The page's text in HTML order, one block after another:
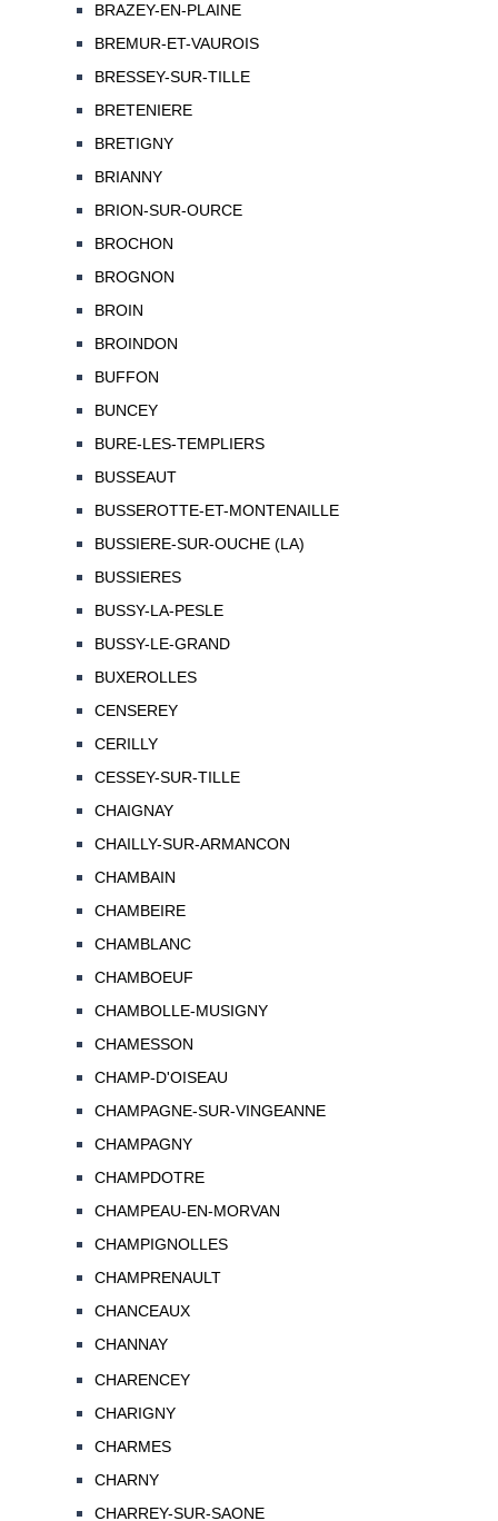
BRAZEY-EN-PLAINE
BREMUR-ET-VAUROIS
BRESSEY-SUR-TILLE
BRETENIERE
BRETIGNY
BRIANNY
BRION-SUR-OURCE
BROCHON
BROGNON
BROIN
BROINDON
BUFFON
BUNCEY
BURE-LES-TEMPLIERS
BUSSEAUT
BUSSEROTTE-ET-MONTENAILLE
BUSSIERE-SUR-OUCHE (LA)
BUSSIERES
BUSSY-LA-PESLE
BUSSY-LE-GRAND
BUXEROLLES
CENSEREY
CERILLY
CESSEY-SUR-TILLE
CHAIGNAY
CHAILLY-SUR-ARMANCON
CHAMBAIN
CHAMBEIRE
CHAMBLANC
CHAMBOEUF
CHAMBOLLE-MUSIGNY
CHAMESSON
CHAMP-D'OISEAU
CHAMPAGNE-SUR-VINGEANNE
CHAMPAGNY
CHAMPDOTRE
CHAMPEAU-EN-MORVAN
CHAMPIGNOLLES
CHAMPRENAULT
CHANCEAUX
CHANNAY
CHARENCEY
CHARIGNY
CHARMES
CHARNY
CHARREY-SUR-SAONE